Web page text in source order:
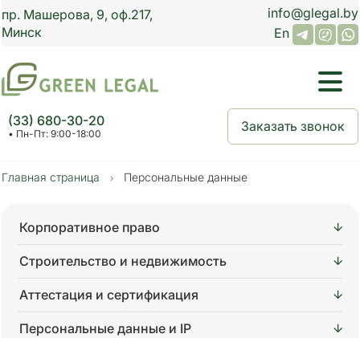
info@glegal.by
пр. Машерова, 9, оф.217,
Минск
En
(33) 680-30-20
• Пн-Пт: 9:00-18:00 Заказать звонок
Главная страница › Персональные данные
Корпоративное право
Строительство и недвижимость
Аттестация и сертификация
Персональные данные и IP